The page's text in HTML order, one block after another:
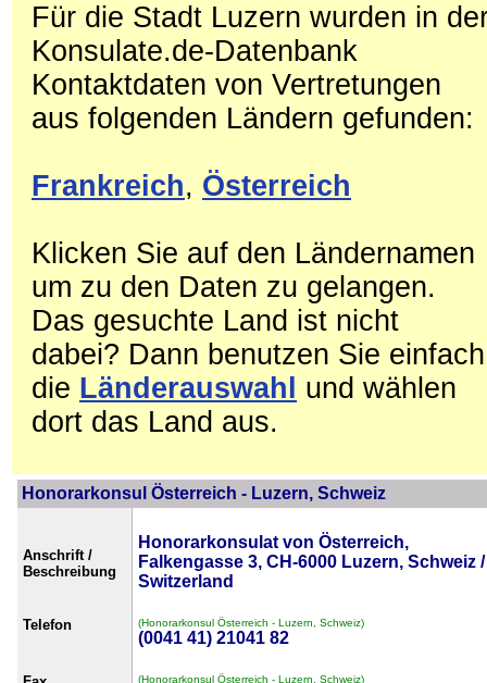
Für die Stadt Luzern wurden in
Konsulate.de-Datenbank
Kontaktdaten von Vertretungen
aus folgenden Ländern gefunden:
Frankreich, Österreich
Klicken Sie auf den Ländernamen
um zu den Daten zu gelangen.
Das gesuchte Land ist nicht
dabei? Dann benutzen Sie einfach
die Länderauswahl
und wählen
dort das Land aus.
Honorarkonsul Österreich - Luzern, Schweiz
Anschrift /
Beschreibung
Honorarkonsulat von Österreich,
Falkengasse 3, CH-6000 Luzern, Schweiz /
Switzerland
Telefon (Honorarkonsul Österreich - Luzern, Schweiz)
(0041 41) 21041 82
(Honorarkonsul Österreich - Luzern, Schweiz)